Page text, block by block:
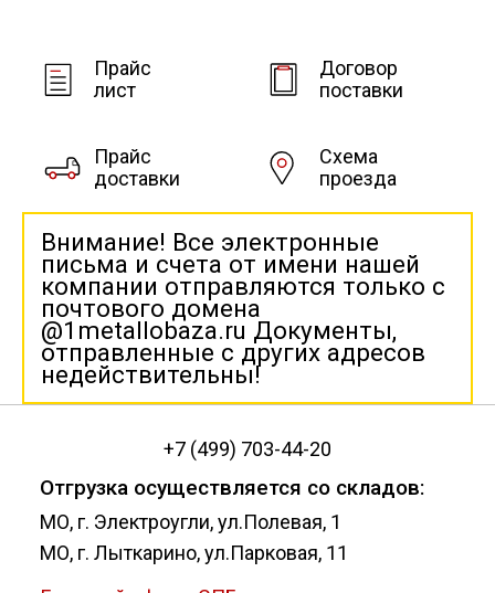
Прайс
лист
Договор
поставки
Прайс
доставки
Схема
проезда
Внимание! Все электронные
письма и счета от имени нашей
компании отправляются только с
почтового домена
@1metallobaza.ru Документы,
отправленные с других адресов
недействительны!
+7 (499) 703-44-20
Отгрузка осуществляется со складов:
МО, г. Электроугли, ул.Полевая, 1
МО, г. Лыткарино, ул.Парковая, 11